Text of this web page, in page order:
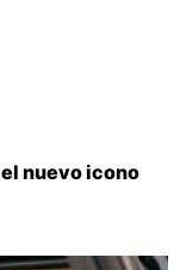
nuevo icono